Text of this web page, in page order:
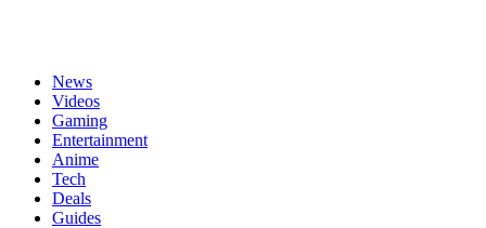
News
Videos
Gaming
Entertainment
Anime
Tech
Deals
Guides